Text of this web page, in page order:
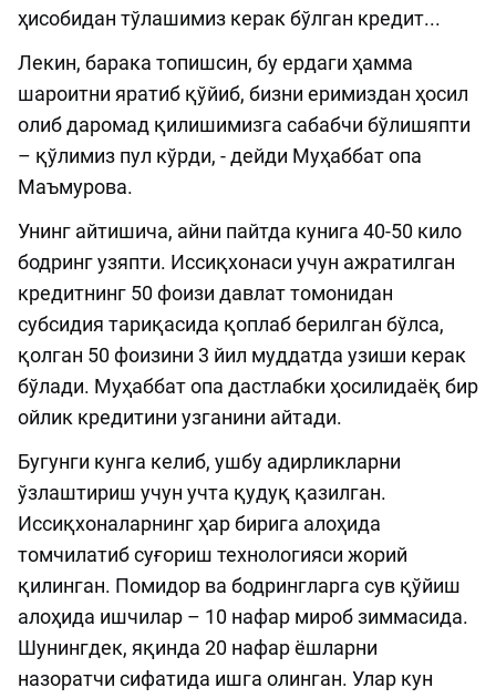
ҳисобидан тўлашимиз керак бўлган кредит...
Лекин, барака топишсин, бу ердаги ҳамма
шароитни яратиб қўйиб, бизни еримиздан ҳосил
олиб даромад қилишимизга сабабчи бўлишяпти
– қўлимиз пул кўрди, - дейди Муҳаббат опа
Маъмурова.
Унинг айтишича, айни пайтда кунига 40-50 кило
бодринг узяпти. Иссиқхонаси учун ажратилган
кредитнинг 50 фоизи давлат томонидан
субсидия тариқасида қоплаб берилган бўлса,
қолган 50 фоизини 3 йил муддатда узиши керак
бўлади. Муҳаббат опа дастлабки ҳосилидаёқ бир
ойлик кредитини узганини айтади.
Бугунги кунга келиб, ушбу адирликларни
ўзлаштириш учун учта қудуқ қазилган.
Иссиқхоналарнинг ҳар бирига алоҳида
томчилатиб суғориш технологияси жорий
қилинган. Помидор ва бодрингларга сув қўйиш
алоҳида ишчилар – 10 нафар мироб зиммасида.
Шунингдек, яқинда 20 нафар ёшларни
назоратчи сифатида ишга олинган. Улар кун